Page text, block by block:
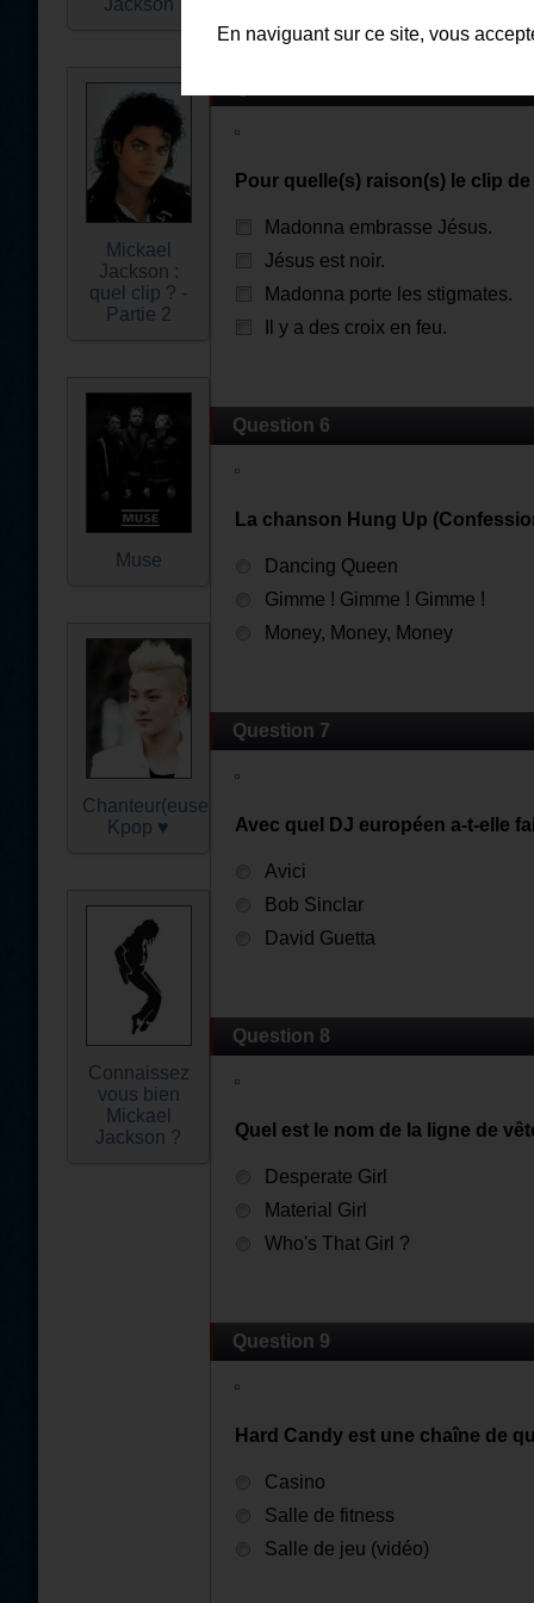
Jackson
Mickael
Jackson :
quel clip ? -
Partie 2
Muse
Chanteur(euse)s
Kpop ♥
Connaissez
vous bien
Mickael
Jackson ?
Pour quelle(s) raison(s) le clip
Madonna embrasse Jésus.
Jésus est noir.
Madonna porte les stigmates.
Il y a des croix en feu.
Question 6
La chanson Hung Up
Dancing Queen
Gimme ! Gimme ! Gimme !
Money, Money, Money
Question 7
Avec quel DJ européen a-t-elle
Avici
Bob Sinclar
David Guetta
Question 8
Quel est le nom de la ligne de
Desperate Girl
Material Girl
Who's That Girl ?
Question 9
Hard Candy est une chaîne de
Casino
Salle de fitness
Salle de jeu (vidéo)
En naviguant sur ce site, vous